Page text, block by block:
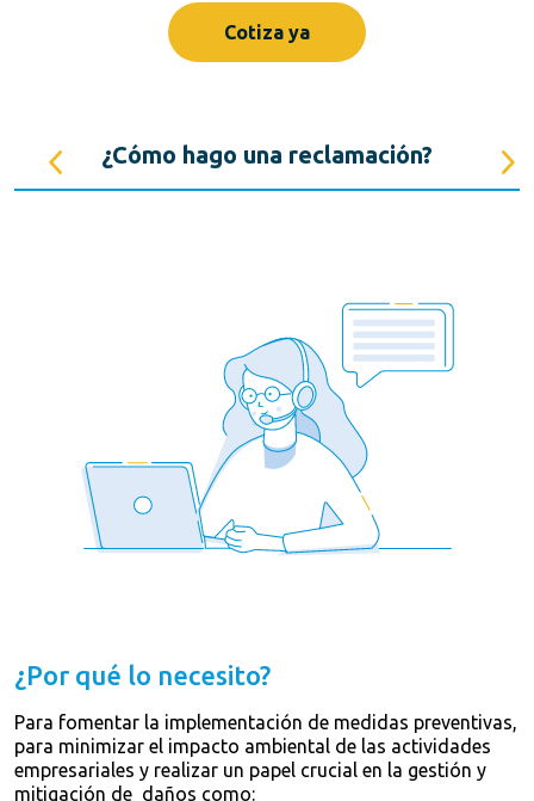
Cotiza ya
¿Cómo hago una reclamación?
¿Por qué lo necesito?
Para fomentar la implementación de medidas preventivas,
para minimizar el impacto ambiental de las actividades
empresariales y realizar un papel crucial en la gestión y
mitigación de daños como: